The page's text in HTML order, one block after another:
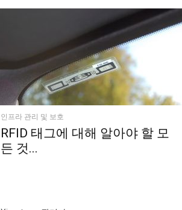
인프라 관리 및 보호
RFID 태그에 대해 알아야 할 모
든 것...